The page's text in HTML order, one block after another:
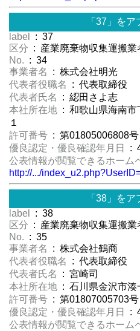
「37」を
label
: 37
区分 : 産業廃棄物収集運搬業
No. : 34
事業者名
: 株式会社明光
代表者役職名
: 代表取締役
代表者氏名
: 綛田さよ志
本社所在地 : 和歌山県海南市
１
許可番号 : 第01805006808号
優良認定・優良確認年月日
:
公表情報が閲覧できるホーム
http://.../
「38」を
label
: 38
区分 : 産業廃棄物収集運搬業
No. : 35
事業者名
: 株式会社鶴商
代表者役職名
: 代表取締役
代表者氏名
: 宮崎司
本社所在地 : 石川県金沢市湊
許可番号 : 第01807005703号
優良認定・優良確認年月日
:
公表情報が閲覧できるホーム